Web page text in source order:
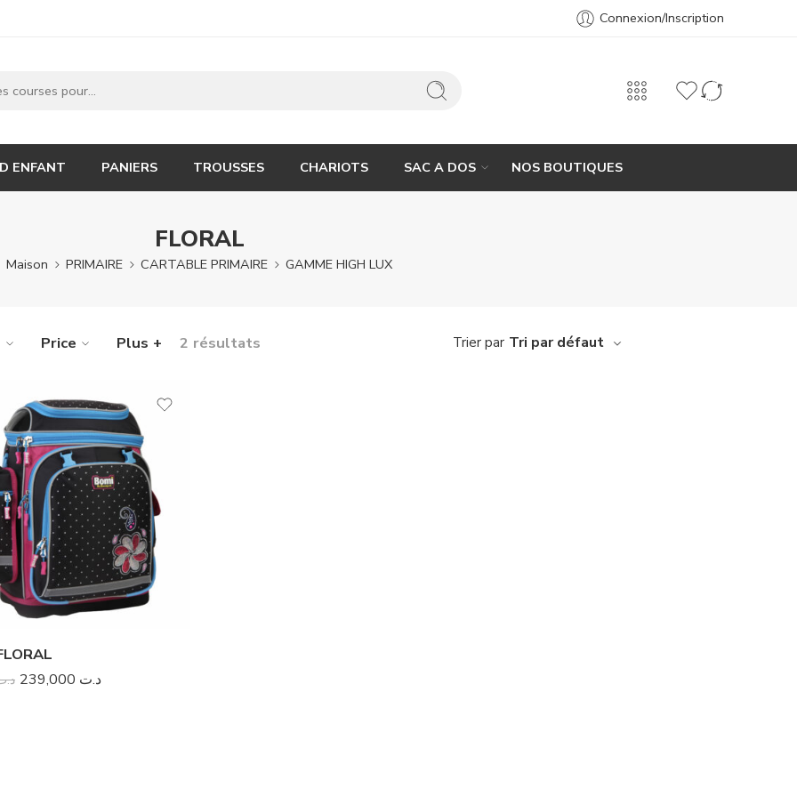
Connexion/Inscription
ENFANT PANIERS TROUSSES CHARIOTS SAC A DOS NOS BOUTIQUES
FLORAL
Maison PRIMAIRE CARTABLE PRIMAIRE GAMME HIGH LUX
Price Plus + 2 résultats Trier par Tri par défaut
د.ت